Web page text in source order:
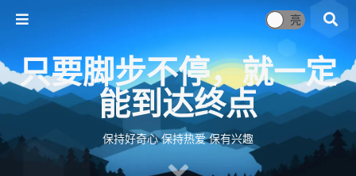
只要脚步不停，就一定
能到达终点
保持好奇心 保持热爱 保有兴趣